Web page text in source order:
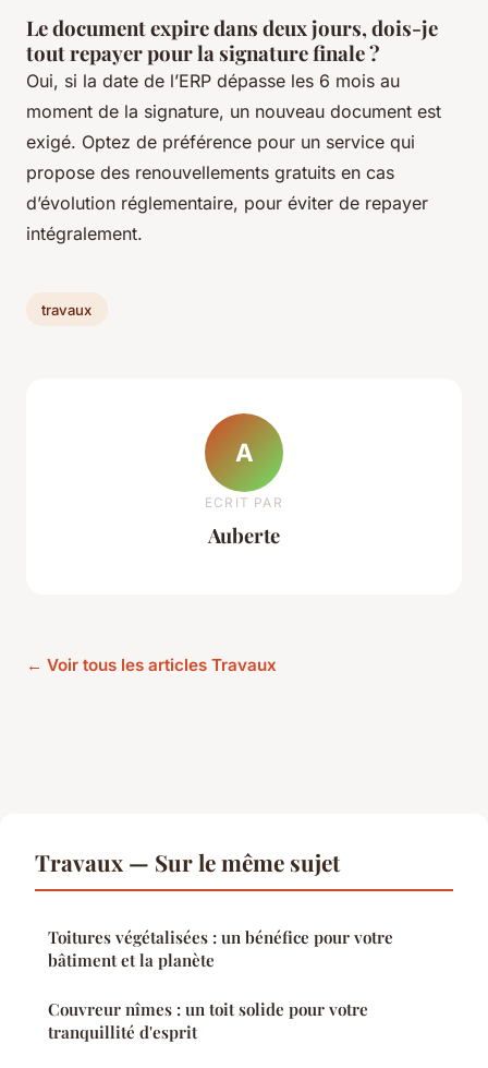
Le document expire dans deux jours, dois-je
tout repayer pour la signature finale ?
Oui, si la date de l’ERP dépasse les 6 mois au
moment de la signature, un nouveau document est
exigé. Optez de préférence pour un service qui
propose des renouvellements gratuits en cas
d’évolution réglementaire, pour éviter de repayer
intégralement.
travaux
A
ECRIT PAR
Auberte
← Voir tous les articles Travaux
Travaux — Sur le même sujet
Toitures végétalisées : un bénéfice pour votre
bâtiment et la planète
Couvreur nîmes : un toit solide pour votre
tranquillité d'esprit